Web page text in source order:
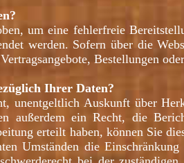
um eine fehlerfreie
werden. Sofern über die
Bestellungen
Ihrer Daten?
unentgeltlich Auskunft über
außerdem ein Recht, die
erteilt haben, können Sie
Umständen die